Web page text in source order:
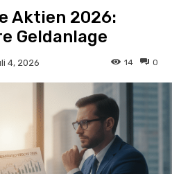
Aktien 2026:
Geldanlage
4, 2026 0
14